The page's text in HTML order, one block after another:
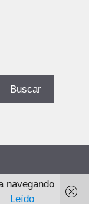
Buscar
navegando
Leído